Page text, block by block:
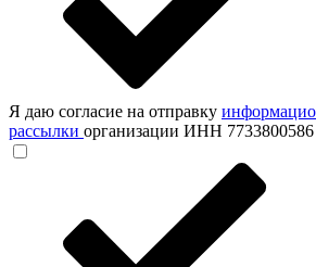
Я даю согласие на отправку
рассылки организации ИНН 7733800586